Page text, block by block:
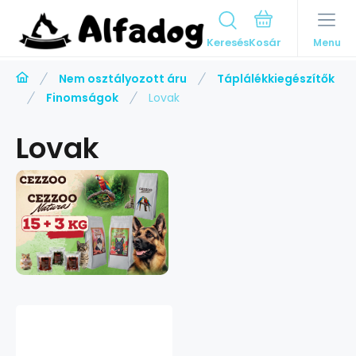
Keresés Menu
Nem osztályozott áru
Táplálékkiegészítők
Finomságok
Lovak
Lovak